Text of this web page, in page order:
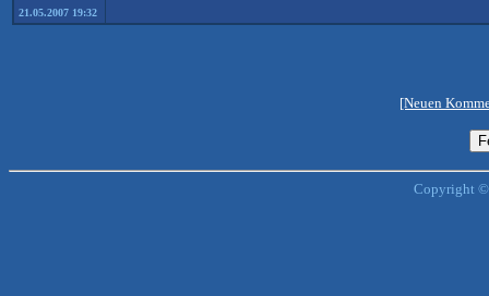
21.05.2007 19:32
[Neuen
Copyright ©